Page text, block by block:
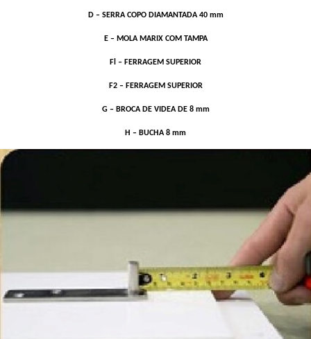
D – SERRA COPO DIAMANTADA 40 mm
E – MOLA MARIX COM TAMPA
Fl – FERRAGEM SUPERIOR
F2 – FERRAGEM SUPERIOR
G – BROCA DE VIDEA DE 8 mm
H – BUCHA 8 mm